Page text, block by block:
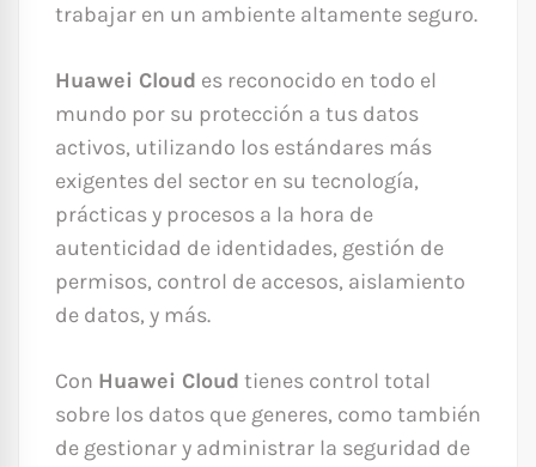
trabajar en un ambiente altamente seguro.
Huawei Cloud es reconocido en todo el
mundo por su protección a tus datos
activos, utilizando los estándares más
exigentes del sector en su tecnología,
prácticas y procesos a la hora de
autenticidad de identidades, gestión de
permisos, control de accesos, aislamiento
de datos, y más.
Con Huawei Cloud tienes control total
sobre los datos que generes, como también
de gestionar y administrar la seguridad de